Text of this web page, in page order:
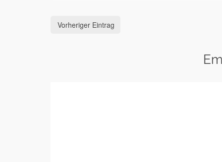
Vorheriger Eintrag